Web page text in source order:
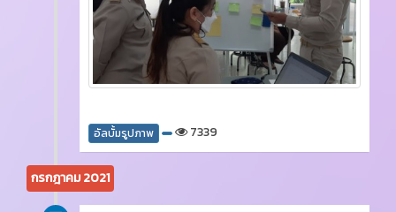
อัลบั้มรูปภาพ 7339
กรกฎาคม 2021